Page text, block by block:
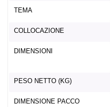
TEMA
COLLOCAZIONE
DIMENSIONI
PESO NETTO (KG)
DIMENSIONE PACCO